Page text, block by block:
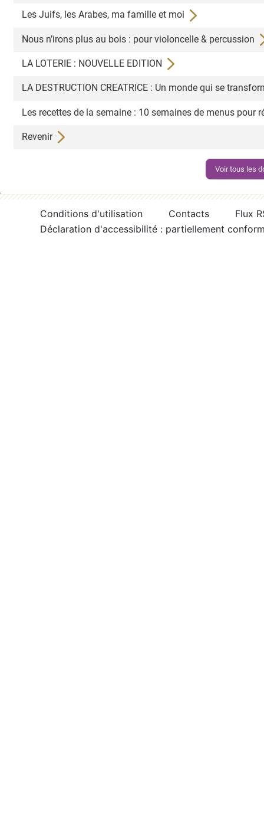
Les Juifs, les Arabes, ma famille et moi
Nous n’irons plus au bois : pour violoncelle & percussion
LA LOTERIE : NOUVELLE EDITION
LA DESTRUCTION CREATRICE : Un monde qui se
Les recettes de la semaine : 10 semaines de menus pour
Revenir
Voir tous les
Conditions d'utilisation Contacts
Flux
Déclaration d'accessibilité : partiellement